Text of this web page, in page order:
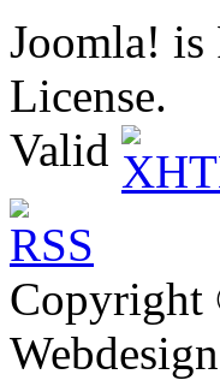
Joomla! is
License.
Valid
Copyright